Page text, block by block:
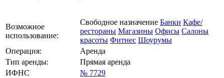
Возможное
использование:
Свободное назначение Банки Кафе/
рестораны Магазины Офисы Салоны
красоты Фитнес Шоурумы
Операция:
Аренда
Тип аренды:
Прямая аренда
ИФНС
№ 7729